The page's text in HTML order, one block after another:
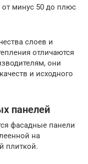
минус 50 до плюс
слоев и
отличаются
они
и исходного
панелей
фасадные панели
на
плиткой.